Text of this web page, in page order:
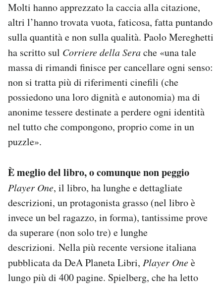
Molti hanno apprezzato la caccia alla citazione,
altri l’hanno trovata vuota, faticosa, fatta puntando
sulla quantità e non sulla qualità. Paolo Mereghetti
ha scritto sul Corriere della Serache «una tale
massa di rimandi finisce per cancellare ogni senso:
non si tratta più di riferimenti cinefili (che
possiedono una loro dignità e autonomia) ma di
anonime tessere destinate a perdere ogni identità
nel tutto che compongono, proprio come in un
puzzle».
È meglio del libro, o comunque non peggio
Player One, il libro, ha lunghe e dettagliate
descrizioni, un protagonista grasso (nel libro è
invece un bel ragazzo, in forma), tantissime prove
da superare (non solo tre) e lunghe
descrizioni. Nella più recente versione italiana
pubblicata da DeA Planeta Libri, Player Oneè
lungo più di 400 pagine. Spielberg, che ha letto